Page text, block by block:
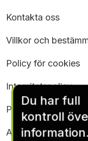
Kontakta oss
Villkor och
Policy för cookies
Integritetspolicy
Avsluta
Du har full
kontroll
information.